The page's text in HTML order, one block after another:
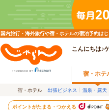
国内旅行・海外旅行や宿・ホテルの宿泊予約は
こんにちは♪
宿・ホテ
宿・ホテル 出張ビジネス 温泉・露天
ポイントがたまる・つかえる